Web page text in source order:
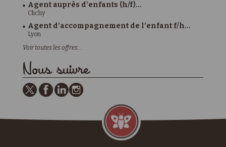
Agent auprès d'enfants (h/f)...
Clichy
Agent d’accompagnement de l’enfant f/h...
Lyon
Voir toutes les offres...
Nous suivre